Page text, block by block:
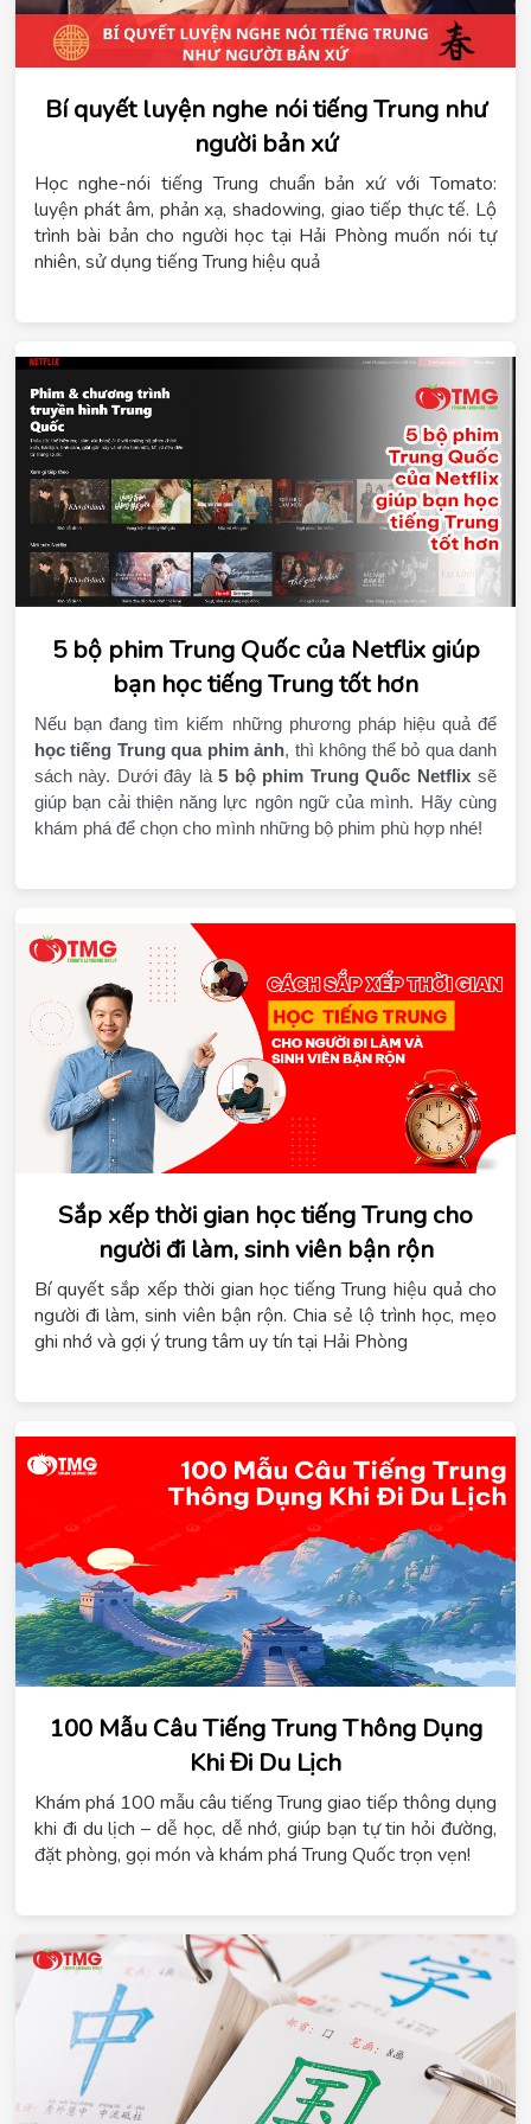
Bí quyết luyện nghe nói tiếng Trung như
người bản xứ
Học nghe-nói tiếng Trung chuẩn bản xứ với Tomato:
luyện phát âm, phản xạ, shadowing, giao tiếp thực tế. Lộ
trình bài bản cho người học tại Hải Phòng muốn nói tự
nhiên, sử dụng tiếng Trung hiệu quả
5 bộ phim Trung Quốc của Netflix giúp
bạn học tiếng Trung tốt hơn
học tiếng Trung qua phim ảnh, thì không thể bỏ qua danh
sách này. Dưới đây là 5 bộ phim Trung Quốc Netflix sẽ
giúp bạn cải thiện năng lực ngôn ngữ của mình. Hãy cùng
khám phá để chọn cho mình những bộ phim phù hợp nhé!
Sắp xếp thời gian học tiếng Trung cho
người đi làm, sinh viên bận rộn
Bí quyết sắp xếp thời gian học tiếng Trung hiệu quả cho
người đi làm, sinh viên bận rộn. Chia sẻ lộ trình học, mẹo
ghi nhớ và gợi ý trung tâm uy tín tại Hải Phòng
100 Mẫu Câu Tiếng Trung Thông Dụng
Khi Đi Du Lịch
Khám phá 100 mẫu câu tiếng Trung giao tiếp thông dụng
khi đi du lịch – dễ học, dễ nhớ, giúp bạn tự tin hỏi đường,
đặt phòng, gọi món và khám phá Trung Quốc trọn vẹn!